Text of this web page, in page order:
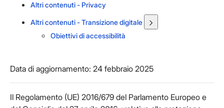
Altri contenuti - Privacy
Altri contenuti - Transizione digitale
Obiettivi di accessibilità
Data di aggiornamento: 24 febbraio 2025
Il Regolamento (UE) 2016/679 del Parlamento Europeo e